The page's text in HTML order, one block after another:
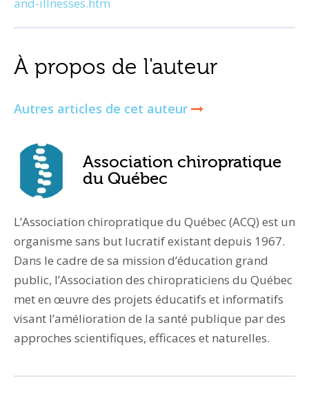
À propos de l'auteur
Autres articles de cet auteur
Association chiropratique
du Québec
L’Association chiropratique du Québec (ACQ) est un
organisme sans but lucratif existant depuis 1967.
Dans le cadre de sa mission d’éducation grand
public, l’Association des chiropraticiens du Québec
met en œuvre des projets éducatifs et informatifs
visant l’amélioration de la santé publique par des
approches scientifiques, efficaces et naturelles.